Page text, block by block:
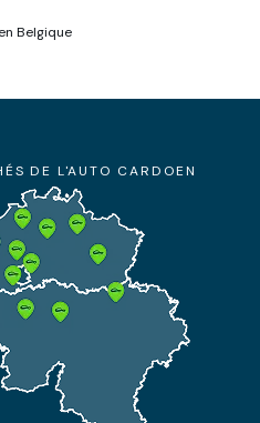
Charleroi
plus
Rendez-vous
Nous contacter
Belgique
DE L'AUTO CARDOEN